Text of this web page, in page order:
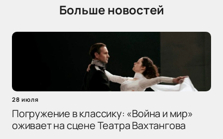
Больше новостей
28 июля
Погружение в классику: «Война и мир»
оживает на сцене Театра Вахтангова